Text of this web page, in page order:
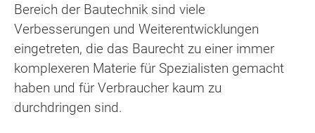
Bereich der Bautechnik sind viele
Verbesserungen und Weiterentwicklungen
eingetreten, die das Baurecht zu einer immer
komplexeren Materie für Spezialisten gemacht
haben und für Verbraucher kaum zu
durchdringen sind.